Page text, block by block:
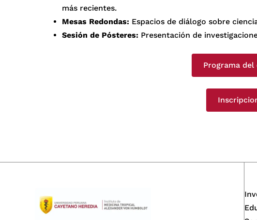
más recientes.
Mesas Redondas: Espacios de diálogo sobre
Sesión de Pósteres: Presentación de
Programa del